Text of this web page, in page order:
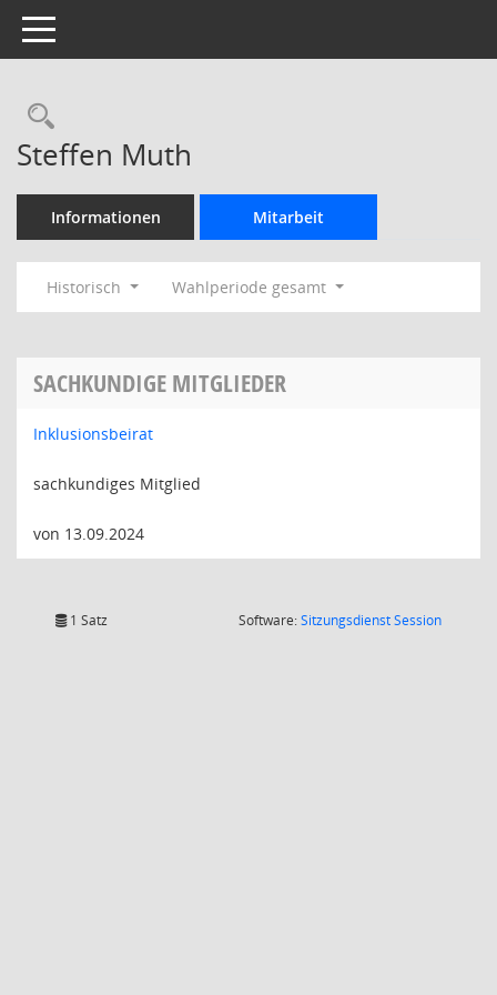
Toggle navigation
Rechercheauswahl
Steffen Muth
Informationen Mitarbeit
Historisch Wahlperiode gesamt
SACHKUNDIGE MITGLIEDER
Inklusionsbeirat
sachkundiges Mitglied
von 13.09.2024
1 Satz Software:SitzungsdienstSession(Wird in